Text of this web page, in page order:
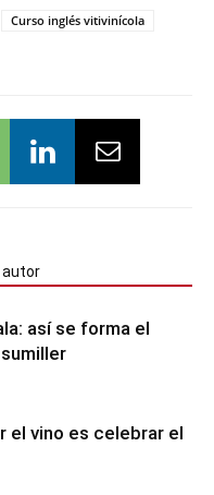
Curso inglés vitivinícola
autor
así se forma el
el vino es celebrar el